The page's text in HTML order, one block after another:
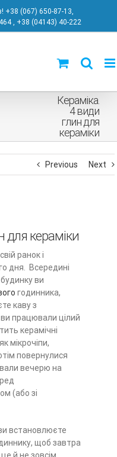
+38 (067) 650-87-13,
, +38 (04143) 40-222
Кераміка.
4 види
глин для
кераміки
Previous Next
для кераміки
ранок і
дня. Всередині
ви
годинника,
каву з
працювали цілий
керамічні
мікрочіпи,
повернулися
вечерю на
(або зі
встановлюєте
щоб завтра